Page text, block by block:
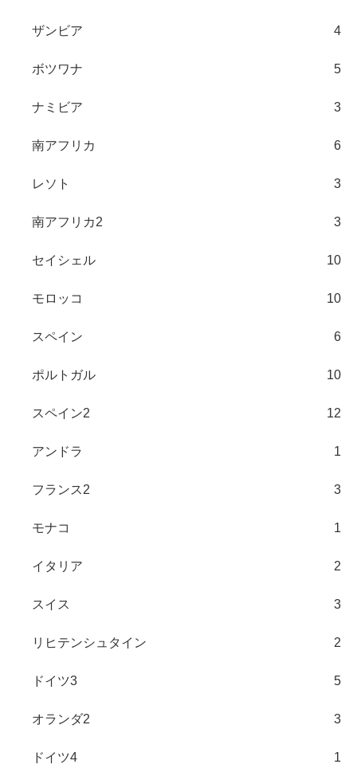
ザンビア 4
ボツワナ 5
ナミビア 3
南アフリカ 6
レソト 3
南アフリカ2 3
セイシェル 10
モロッコ 10
スペイン 6
ポルトガル 10
スペイン2 12
アンドラ 1
フランス2 3
モナコ 1
イタリア 2
スイス 3
リヒテンシュタイン 2
ドイツ3 5
オランダ2 3
ドイツ4 1